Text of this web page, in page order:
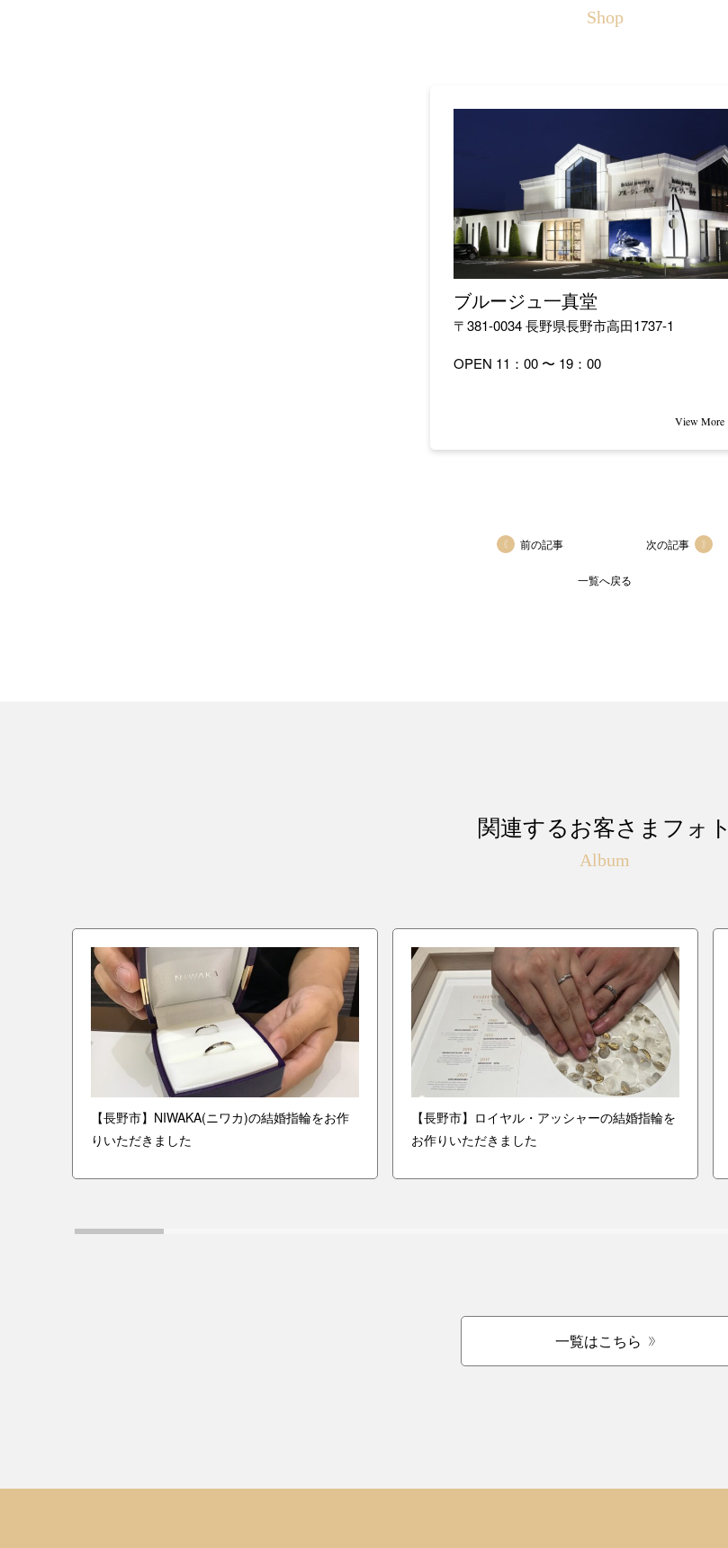
Shop
ブルージュ一真堂
〒381-0034 長野県長野市高田1737-1
OPEN 11：00 〜 19：00
前の記事
一覧へ戻る
次の記事
関連するお客さまフォト
Album
【長野市】NIWAKA(ニワカ)の結婚指輪をお作
りいただきました
【長野市】ロイヤル・アッシャーの結婚指輪を
お作りいただきました
一覧はこちら